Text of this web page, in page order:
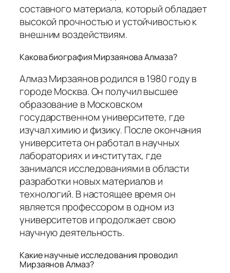
составного материала, который обладает
высокой прочностью и устойчивостью к
внешним воздействиям.
Какова биография Мирзаянова Алмаза?
Алмаз Мирзаянов родился в 1980 году в
городе Москва. Он получил высшее
образование в Московском
государственном университете, где
изучал химию и физику. После окончания
университета он работал в научных
лабораториях и институтах, где
занимался исследованиями в области
разработки новых материалов и
технологий. В настоящее время он
является профессором в одном из
университетов и продолжает свою
научную деятельность.
Какие научные исследования проводил
Мирзаянов Алмаз?